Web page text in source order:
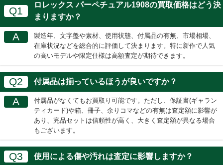
Q1
ロレックス パーペチュアル1908の買取価格はどう決
まりますか？
A
製造年、文字盤や素材、使用状態、付属品の有無、市場相場、
在庫状況などを総合的に評価して決まります。特に新作で人気
の高いモデルや限定仕様は高額査定が期待できます。
Q2 付属品は揃っているほうが良いですか？
A
付属品がなくてもお買取り可能です。ただし、保証書(ギャラン
ティカード)や箱、冊子、余りコマなどの有無は査定額に影響が
あり、完品セットは信頼性が高く、大きく査定額が異なる場合
もございます。
Q3 使用による傷や汚れは査定に影響しますか？